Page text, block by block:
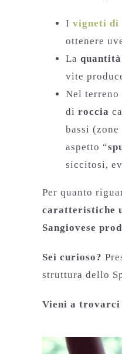
I vigneti di
ottenere
La
vite
Nel terreno
di roccia
bassi
aspetto “
siccitosi,
Per quanto
caratteristiche
Sangiovese
Sei curioso?
struttura dello
Vieni a trovarci